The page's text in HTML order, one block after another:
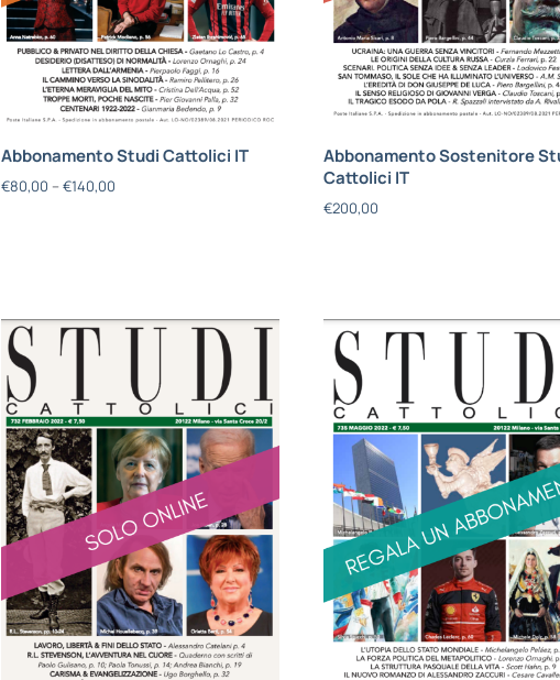
Abbonamento Studi Cattolici IT
€80,00 – €140,00
Abbonamento Sostenitore
Cattolici IT
€200,00